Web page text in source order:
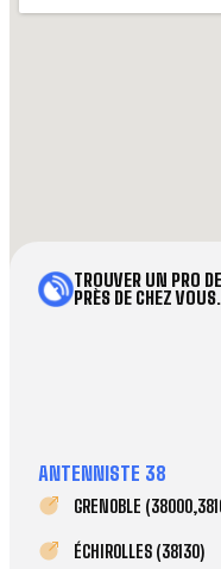
TROUVER UN PRO
PRÈS DE CHEZ VOUS.
ANTENNISTE 38
GRENOBLE
ÉCHIROLLES (38130)